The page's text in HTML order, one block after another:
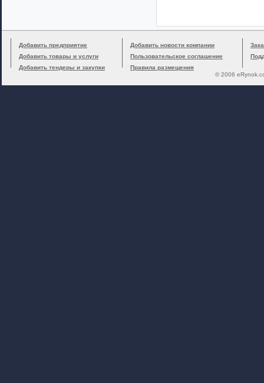
Добавить предприятие
Добавить товары и услуги
Добавить тендеры и закупки
Добавить новости компании
Пользовательское соглашение
Правила размещения
© 2006